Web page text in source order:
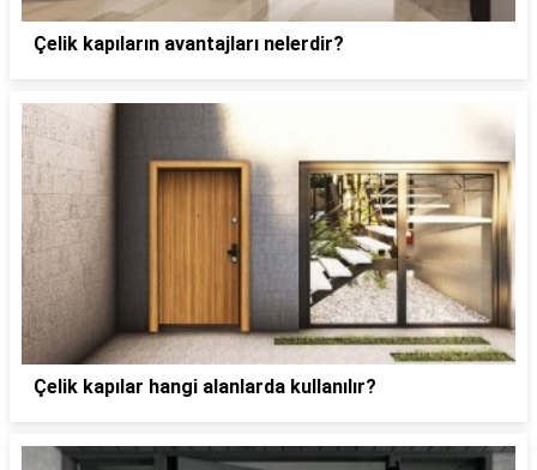
Çelik kapıların avantajları nelerdir?
Çelik kapılar hangi alanlarda kullanılır?